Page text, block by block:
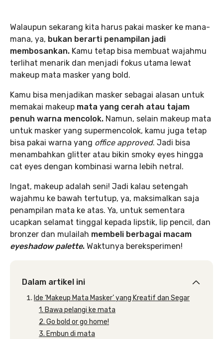
Walaupun sekarang kita harus pakai masker ke mana-
mana, ya, bukan berarti penampilan jadi
membosankan. Kamu tetap bisa membuat wajahmu
terlihat menarik dan menjadi fokus utama lewat
makeup mata masker yang bold.
Kamu bisa menjadikan masker sebagai alasan untuk
memakai makeup mata yang cerah atau tajam
penuh warna mencolok. Namun, selain makeup mata
untuk masker yang supermencolok, kamu juga tetap
bisa pakai warna yang office approved. Jadi bisa
menambahkan glitter atau bikin smoky eyes hingga
cat eyes dengan kombinasi warna lebih netral.
Ingat, makeup adalah seni! Jadi kalau setengah
wajahmu ke bawah tertutup, ya, maksimalkan saja
penampilan mata ke atas. Ya, untuk sementara
ucapkan selamat tinggal kepada lipstik, lip pencil, dan
bronzer dan mulailah membeli berbagai macam
eyeshadow palette. Waktunya bereksperimen!
Dalam artikel ini
Ide ‘Makeup Mata Masker’ yang Kreatif dan Segar
1. Bawa pelangi ke mata
2. Go bold or go home!
3. Embun di mata